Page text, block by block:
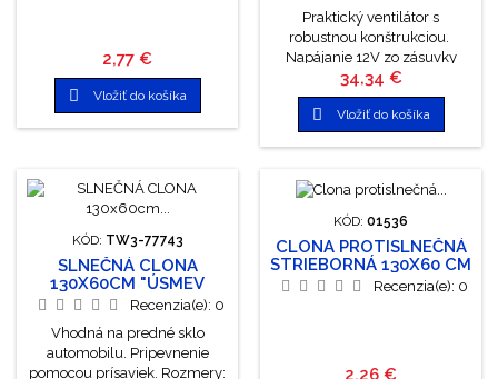
Cena
2,77 €
 Vložiť do košíka
Praktický ventilátor s
robustnou konštrukciou.
Napájanie 12V zo zásuvky
autozapaľovača. Ventilátor
disponuje dvoma rýchlosťami
a vďaka guľovému kĺbu je
ľahké vetrák natočiť prakticky
Ventilátor je vybavený silnou
prísavkou pre jeho ľahké a
dôkladné upevnenie. Vyniká
tichým chodom a nízkou
spotrebou prúdu. Technické
údaje: priemer...
Cena
34,34 €
 Vložiť do košíka
KÓD: TW3-77743
SLNEČNÁ CLONA
130X60CM "ÚSMEV
MAČKY"Recenzia(e): 0
Vhodná na predné sklo
automobilu. Pripevnenie
pomocou prísaviek. Rozmery:
KÓD: 01536
CLONA PROTISLNEČNÁ
STRIEBORNÁ 130X60 CM
Recenzia(e): 0
Cena
2,26 €